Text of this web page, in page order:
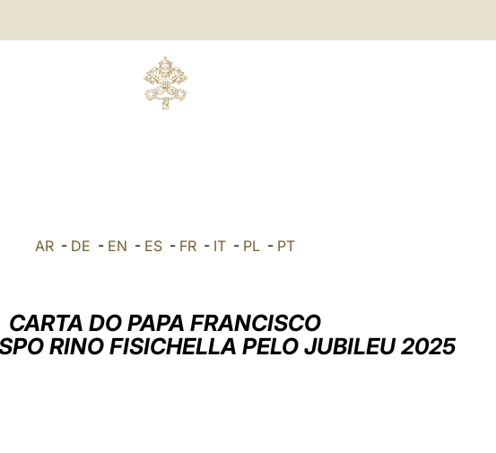
AR - DE - EN - ES - FR - IT - PL - PT
CARTA DO PAPA FRANCISCO
RINO FISICHELLA PELO JUBILEU 2025